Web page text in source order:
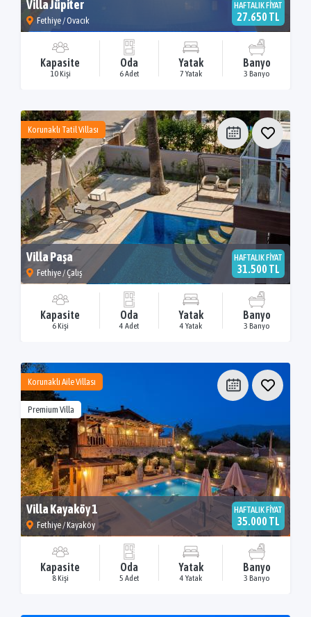
Villa Jüpiter
Fethiye / Ovacık
HAFTALIK FİYAT
27.650 TL
Kapasite
10 Kişi
Oda
6 Adet
Yatak
7 Yatak
Banyo
3 Banyo
Korunaklı Tatil Villası
Villa Paşa
Fethiye / Çalış
HAFTALIK FİYAT
31.500 TL
Kapasite
6 Kişi
Oda
4 Adet
Yatak
4 Yatak
Banyo
3 Banyo
Korunaklı Aile Villası
Premium Villa
Villa Kayaköy 1
Fethiye / Kayaköy
HAFTALIK FİYAT
35.000 TL
Kapasite
8 Kişi
Oda
5 Adet
Yatak
4 Yatak
Banyo
3 Banyo